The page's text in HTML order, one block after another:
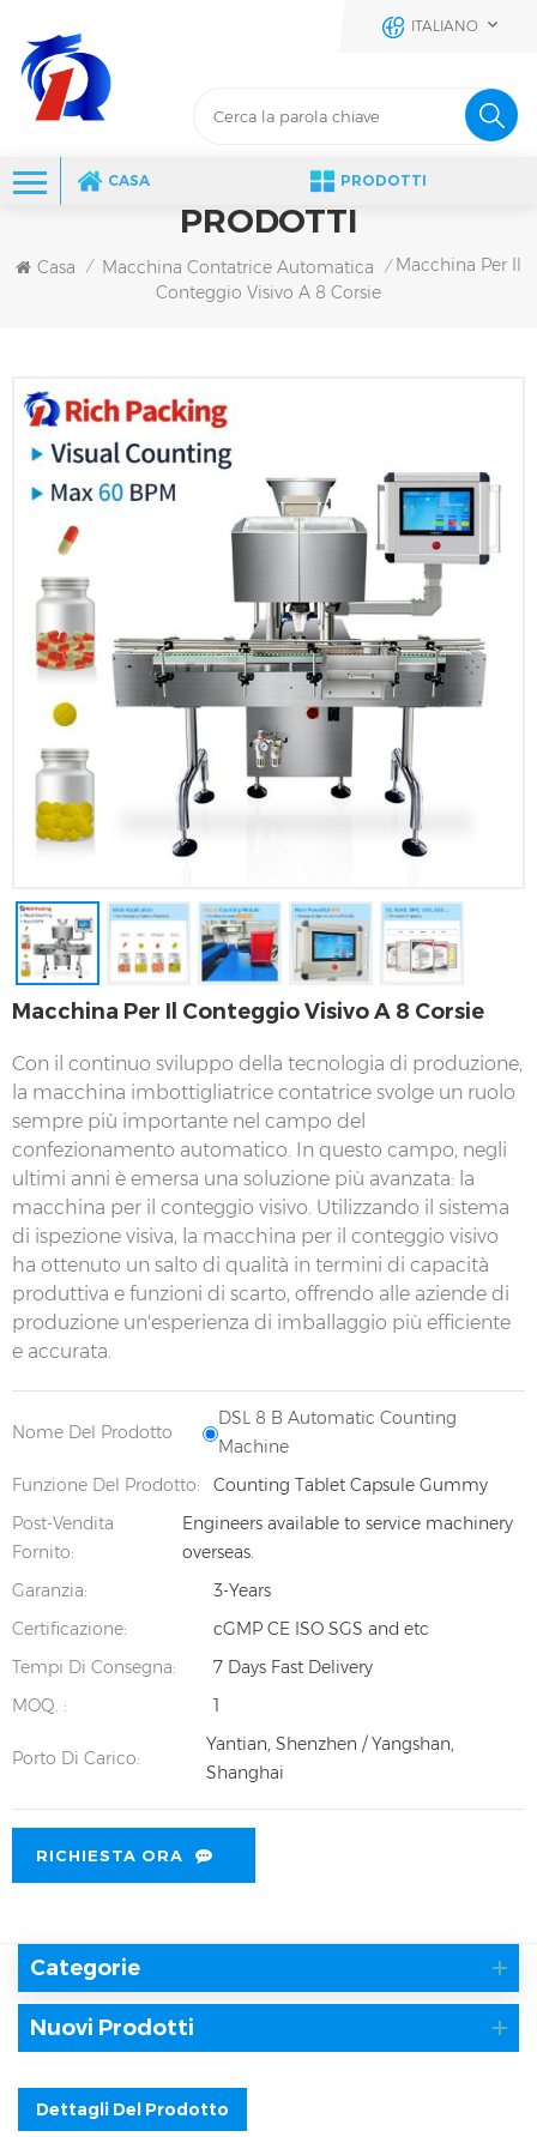
ITALIANO
CASA PRODOTTI
PRODOTTI
Casa / Macchina Contatrice Automatica / Macchina Per Il
Conteggio Visivo A 8 Corsie
Macchina Per Il Conteggio Visivo A 8 Corsie
Con il continuo sviluppo della tecnologia di produzione,
la macchina imbottigliatrice contatrice svolge un ruolo
sempre più importante nel campo del
confezionamento automatico. In questo campo, negli
ultimi anni è emersa una soluzione più avanzata: la
macchina per il conteggio visivo. Utilizzando il sistema
di ispezione visiva, la macchina per il conteggio visivo
ha ottenuto un salto di qualità in termini di capacità
produttiva e funzioni di scarto, offrendo alle aziende di
produzione un'esperienza di imballaggio più efficiente
e accurata.
Nome Del Prodotto
DSL 8 B Automatic Counting
Machine
Funzione Del Prodotto:
Counting Tablet Capsule Gummy
Post-Vendita
Fornito:
Engineers available to service machinery
overseas.
Garanzia:
3-Years
Certificazione:
cGMP CE ISO SGS and etc
Tempi Di Consegna:
7 Days Fast Delivery
MOQ. :
1
Porto Di Carico:
Yantian, Shenzhen / Yangshan,
Shanghai
RICHIESTA ORA
Categorie
Nuovi Prodotti
Dettagli Del Prodotto